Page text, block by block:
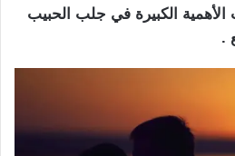
الأهمية الكبيرة في جلب الحبيب
.